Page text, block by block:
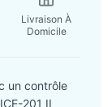
Livraison À
Domicile
un contrôle
201 II